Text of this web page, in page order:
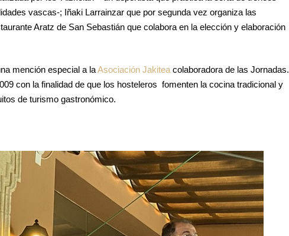
vascas-; Iñaki Larrainzar que por segunda vez organiza las
Aratz de San Sebastián que colabora en la elección y elaboración
mención especial a laAsociación Jakitea colaboradora de las Jornadas.
con la finalidad de que los hosteleros fomenten la cocina tradicional y
de turismo gastronómico.